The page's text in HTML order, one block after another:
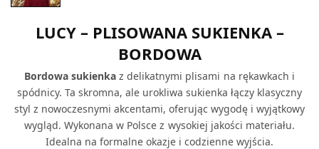
LUCY – PLISOWANA SUKIENKA –
BORDOWA
Bordowa sukienka z delikatnymi plisami na rękawkach i
spódnicy. Ta skromna, ale urokliwa sukienka łączy klasyczny
styl z nowoczesnymi akcentami, oferując wygodę i wyjątkowy
wygląd. Wykonana w Polsce z wysokiej jakości materiału.
Idealna na formalne okazje i codzienne wyjścia.